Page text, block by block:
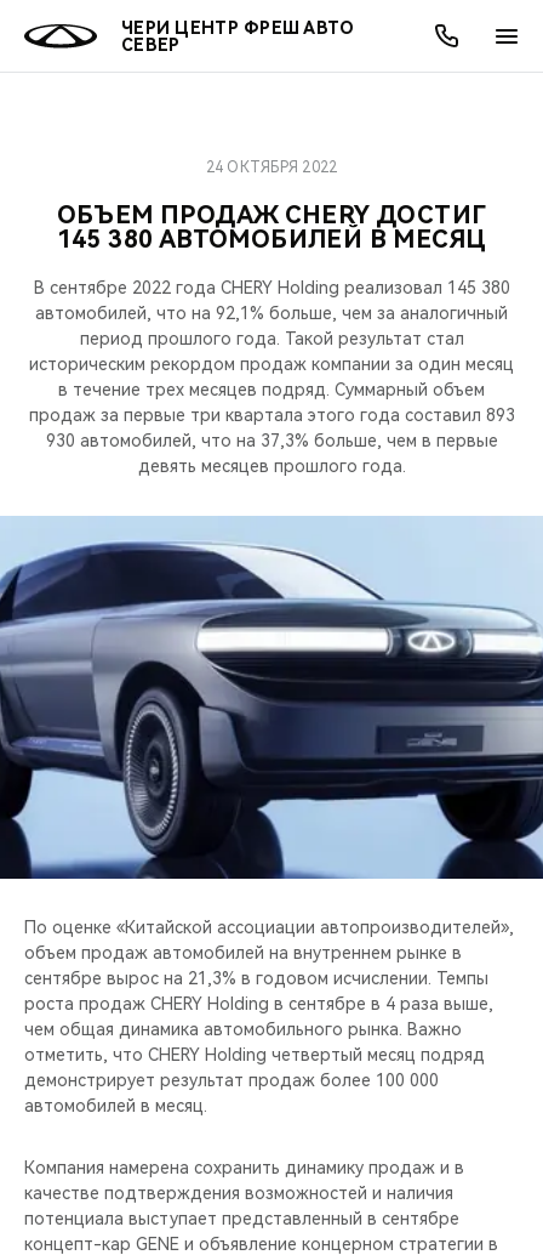
ЧЕРИ ЦЕНТР ФРЕШ АВТО
СЕВЕР
МОДЕЛИ
ВСЕ МОДЕЛИ
КРОССОВЕРЫ
СЕДАНЫ
ПОКУПАТЕЛЯМ
ВЫБОР И ПОКУПКА
КРЕДИТ И СТРАХОВАНИЕ
ВЛАДЕЛЬЦАМ
СЕРВИС
ЗАПЧАСТИ И АКСЕССУАРЫ
ПОДДЕРЖКА
CHERY CONNECT
МИР CHERY
АКСЕССУАРЫ
О БРЕНДЕ
CHERY В СОЦСЕТЯХ
ЛЮДИ CHERY
CHERY REMOTE
CHERY И СПОРТ
НАШИ МЕРОПРИЯТИЯ
ВИДЕООБЗОРЫ
CHERY ДЛЯ ДЕТЕЙ
АКЦИИ
ВЫГОДЫ И АКЦИИ
ОНЛАЙН СЕРВИСЫ
ВЫБОР И ПОКУПКА
КРЕДИТ
О КОМПАНИИ
О НАС
МЫ В СОЦСЕТЯХ
ОБЪЕМ ПРОДАЖ CHERY ДОСТИГ
145 380 АВТОМОБИЛЕЙ В МЕСЯЦ
24 ОКТЯБРЯ 2022
В сентябре 2022 года CHERY Holding реализовал 145 380
автомобилей, что на 92,1% больше, чем за аналогичный
период прошлого года. Такой результат стал
историческим рекордом продаж компании за один месяц
в течение трех месяцев подряд. Суммарный объем
продаж за первые три квартала этого года составил 893
930 автомобилей, что на 37,3% больше, чем в первые
девять месяцев прошлого года.
По оценке «Китайской ассоциации автопроизводителей»,
объем продаж автомобилей на внутреннем рынке в
сентябре вырос на 21,3% в годовом исчислении. Темпы
роста продаж CHERY Holding в сентябре в 4 раза выше,
чем общая динамика автомобильного рынка. Важно
отметить, что CHERY Holding четвертый месяц подряд
демонстрирует результат продаж более 100 000
автомобилей в месяц.
Компания намерена сохранить динамику продаж и в
качестве подтверждения возможностей и наличия
потенциала выступает представленный в сентябре
концепт-кар GENE и объявление концерном стратегии в